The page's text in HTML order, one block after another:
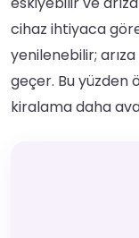
cihaz ihtiyaca
yenilenebilir;
geçer. Bu yüzden
kiralama daha